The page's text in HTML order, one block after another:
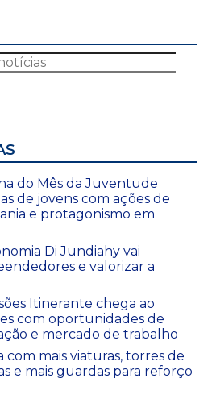
do Mês da Juventude
de jovens com ações de
e protagonismo em
Di Jundiahy vai
e valorizar a
Itinerante chega ao
com oportunidades de
e mercado de trabalho
com mais viaturas, torres de
e mais guardas para reforço